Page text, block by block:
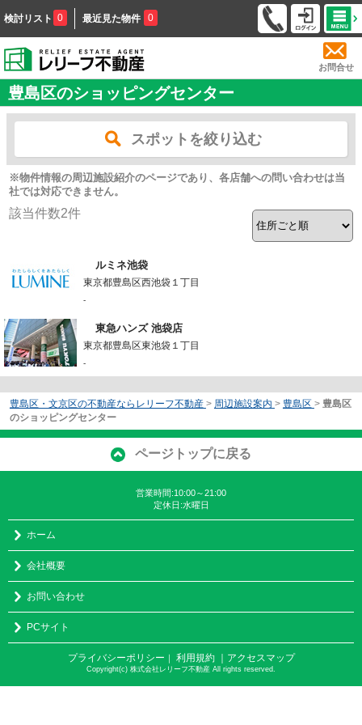
検討リスト 0 最近見た物件 0
お問合せ
豊島区のショッピングセンター
スポットを絞り込む
※物件情報の周辺施設紹介のページであり、各店舗への問い合わせは当
社では対応できません。
該当件数2件
ルミネ池袋
東京都豊島区西池袋１丁目
-
東急ハンズ 池袋店
東京都豊島区東池袋１丁目
-
豊島区・文京区の不動産ならレリーフ不動産 > 周辺施設案内 > 豊島区 > 豊島区
のショッピングセンター
ページトップに戻る
営業時間:10:00～21:00
定休日:水曜日
ホーム
会社概要
お問い合わせ
PCサイト
プライバシーポリシー ｜ 利用規約 ｜アクセスマップ
Copyright(c) 株式会社レリーフ不動産 All rights reserved.